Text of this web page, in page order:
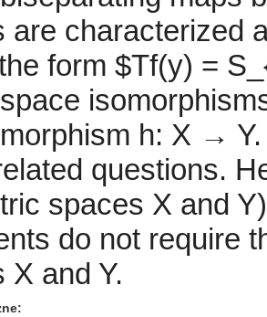
are characterized
form $Tf(y) =
h: X →
questions.
spaces X and
do not require
X and Y.